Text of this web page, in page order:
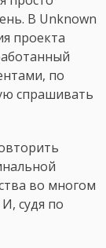
В Unknown
проекта
по
спрашивать
во многом
судя по